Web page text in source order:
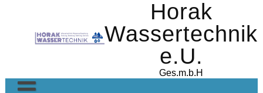
Horak
Wassertechnik
e.U.
Ges.m.b.H